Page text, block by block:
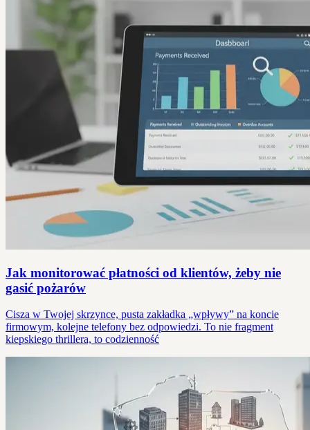
Jak monitorować płatności od klientów, żeby nie
gasić pożarów
Cisza w Twojej skrzynce, pusta zakładka „wpływy” na koncie
firmowym, kolejne telefony bez odpowiedzi. To nie fragment
kiepskiego thrillera, to codzienność